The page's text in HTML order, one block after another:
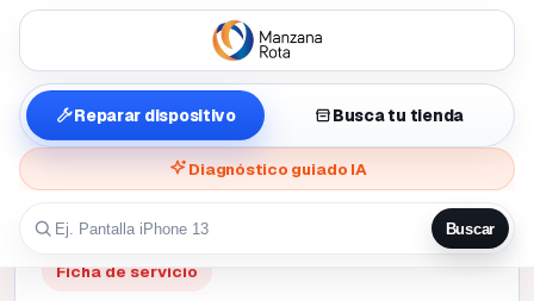
Reparar dispositivo Busca tu tienda
Diagnóstico guiado IA
Buscar
Ficha de servicio